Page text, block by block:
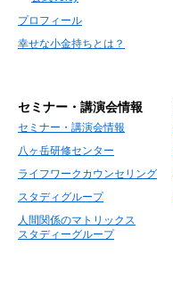
プロフィール
幸せな小金持ちとは？
セミナー・講演会情報
セミナー・講演会情報
八ヶ岳研修センター
ライフワークカウンセリング
スタディグループ
人間関係のマトリックス
スタディーグループ